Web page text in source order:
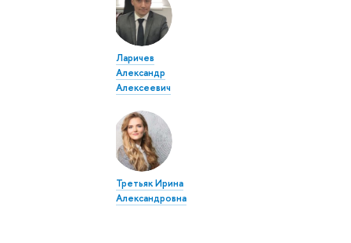
Ларичев
Александр
Алексеевич
Третьяк Ирина
Александровна